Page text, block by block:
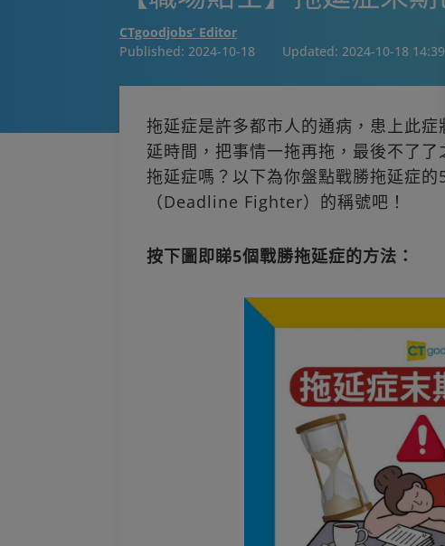
CTgoodjobs’ Editor
Published: 2024-10-18 Updated: 2024-10-18 14:39
拖延症是許多都市人的通病，患上此
延時間，把事情一拖再拖，最後不了
拖延症嗎？以下為你盤點戰勝拖延症
（Deadline Fighter）的稱號吧！
按下圖即睇5個戰勝拖延症的方法：